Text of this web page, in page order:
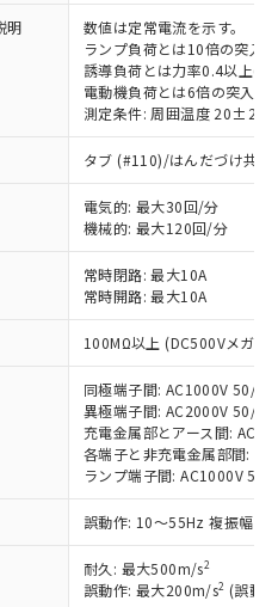
明
数値は定常電流を示す。
ランプ負荷とは10倍の突入
誘導負荷とは力率0.4以上
電動機負荷とは6倍の突入電
測定条件: 周囲温度 20±2℃
タブ (#110)/はんだづけ共用
電気的: 最大30回/分
機械的: 最大120回/分
常時閉路: 最大10A
常時開路: 最大10A
100MΩ以上 (DC500Vメガ)
同極端子間: AC1000V 50/
異極端子間: AC2000V 50/
充電金属部とアース間:
各端子と非充電金属部間:
ランプ端子間: AC1000V
誤動作: 10～55Hz 複振幅
耐久: 最大500m/s2
誤動作: 最大200m/s2 (誤動
ただき、同意のうえ
当社制御機器事業取扱
状況および標準価格
ていただくもので
業取扱商品の中には、
象外となる商品もある
指令（10物質）の
が提供可能な商品で
指令（10物質）の非含
り替える予定のある
指令（10物質）の
で、対応品を出す予
指令（10物質）の
査中または確認中の
料など無形物で、有
い商品です。
、非含有部品として
含有率が中国RoHSの
を示します。
含有率が中国RoHSの